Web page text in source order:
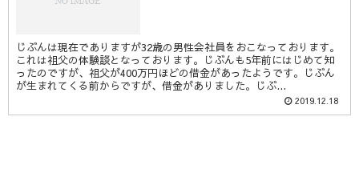
じぶんは現在でありますが32歳の男性会社員をおこなっております。
これは祖父の体験談となっております。じぶんも5年前にはじめて知
ったのですが、祖父が400万円ほどの借金があったようです。じぶん
が生まれてくる前からですが、借金がありました。じぶ...
2019.12.18